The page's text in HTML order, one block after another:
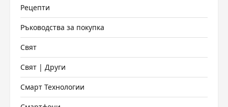
Рецепти
Ръководства за покупка
Свят
Свят | Други
Смарт Технологии